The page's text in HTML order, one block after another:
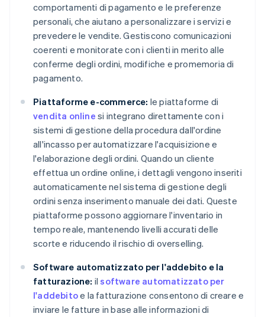
comportamenti di pagamento e le preferenze
personali, che aiutano a personalizzare i servizi e
prevedere le vendite. Gestiscono comunicazioni
coerenti e monitorate con i clienti in merito alle
conferme degli ordini, modifiche e promemoria di
pagamento.
Piattaforme e-commerce: le piattaforme di
vendita online si integrano direttamente con i
sistemi di gestione della procedura dall'ordine
all'incasso per automatizzare l'acquisizione e
l'elaborazione degli ordini. Quando un cliente
effettua un ordine online, i dettagli vengono inseriti
automaticamente nel sistema di gestione degli
ordini senza inserimento manuale dei dati. Queste
piattaforme possono aggiornare l'inventario in
tempo reale, mantenendo livelli accurati delle
scorte e riducendo il rischio di overselling.
Software automatizzato per l'addebito e la
fatturazione: ilsoftware automatizzato per
l'addebitoe la fatturazione consentono di creare e
inviare le fatture in base alle informazioni di